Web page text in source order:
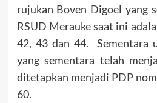
rujukan Boven Digoel yang
RSUD Merauke saat ini
42, 43 dan 44. Sementara
yang sementara telah
ditetapkan menjadi PDP
60.